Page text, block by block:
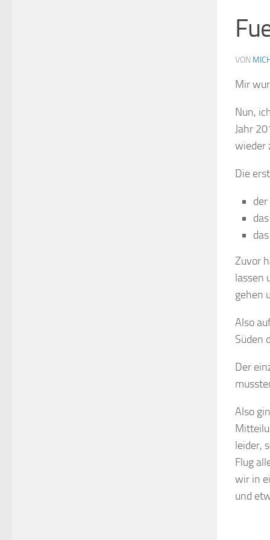
VON
Mir
Nun,
Jahr
wieder
Die
Zuvor
lassen
gehen
Also
Süden
Der
Also
leider,
Flug
wir in
und